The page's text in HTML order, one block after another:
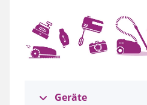
Geräte